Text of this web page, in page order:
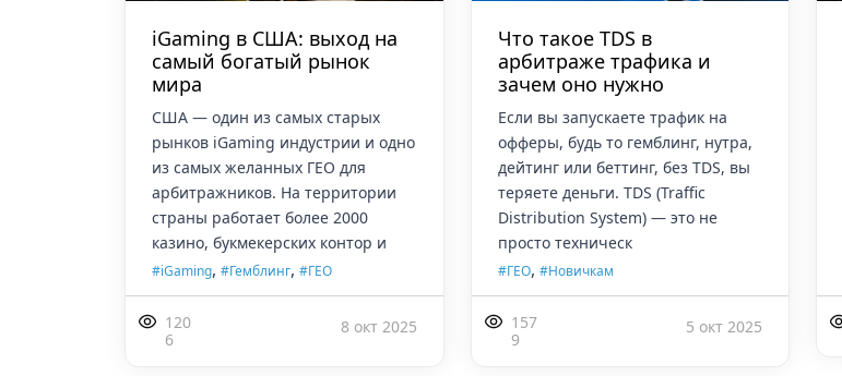
iGaming в США: выход на
самый богатый рынок
мира
США — один из самых старых
рынков iGaming индустрии и одно
из самых желанных ГЕО для
арбитражников. На территории
страны работает более 2000
казино, букмекерских контор и
#iGaming, #Гемблинг, #ГЕО
120
6
8 окт 2025
Что такое TDS в
арбитраже трафика и
зачем оно нужно
Если вы запускаете трафик на
офферы, будь то гемблинг, нутра,
дейтинг или беттинг, без TDS, вы
теряете деньги. TDS (Traffic
Distribution System) — это не
просто техническ
#ГЕО, #Новичкам
157
9
5 окт 2025